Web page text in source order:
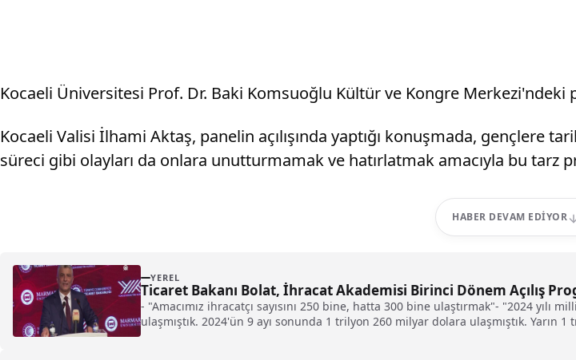
Kocaeli Üniversitesi Prof. Dr. Baki Komsuoğlu Kültür ve Kongre Merkezi'ndeki
Kocaeli Valisi İlhami Aktaş, panelin açılışında yaptığı konuşmada, gençlere
süreci gibi olayları da onlara unutturmamak ve hatırlatmak amacıyla bu tarz
HABER DEVAM EDIYOR
YEREL
Ticaret Bakanı Bolat, İhracat Akademisi Birinci Dönem Açılış
- "Amacımız ihracatçı sayısını 250 bine, hatta 300 bine ulaştırmak"- "2024 yılı
ulaşmıştık. 2024'ün 9 ayı sonunda 1 trilyon 260 milyar dolara ulaşmıştık.